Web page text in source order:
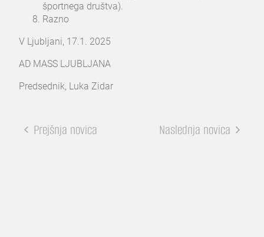
športnega društva).
Razno
V Ljubljani, 17.1. 2025
AD MASS LJUBLJANA
Predsednik, Luka Zidar
Prejšnja novica Naslednja novica